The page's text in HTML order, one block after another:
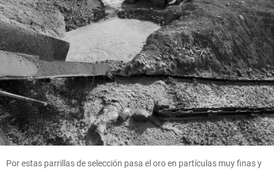
Por estas parrillas de selección pasa el oro en partículas muy finas y